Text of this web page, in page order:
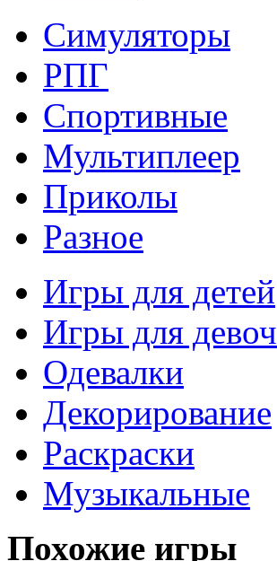
Симуляторы
РПГ
Спортивные
Мультиплеер
Приколы
Разное
Игры для детей
Игры для
Одевалки
Декорирование
Раскраски
Музыкальные
Похожие игры